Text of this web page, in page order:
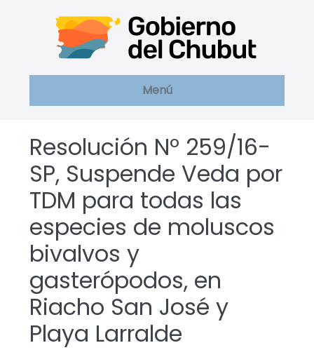
Menú
Resolución Nº 259/16-
SP, Suspende Veda por
TDM para todas las
especies de moluscos
bivalvos y
gasterópodos, en
Riacho San José y
Playa Larralde